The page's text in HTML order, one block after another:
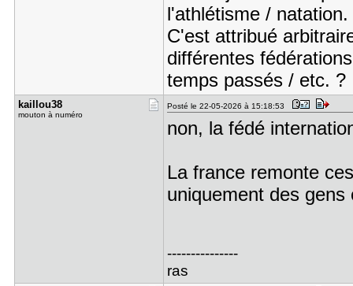
l'athlétisme /
C'est attribué
différentes
temps passés / etc. ?
kaillou38
mouton à numéro
Posté le 22-05-2026 à 15:18:53
non, la fédé
La france remonte
uniquement des
---------------
ras